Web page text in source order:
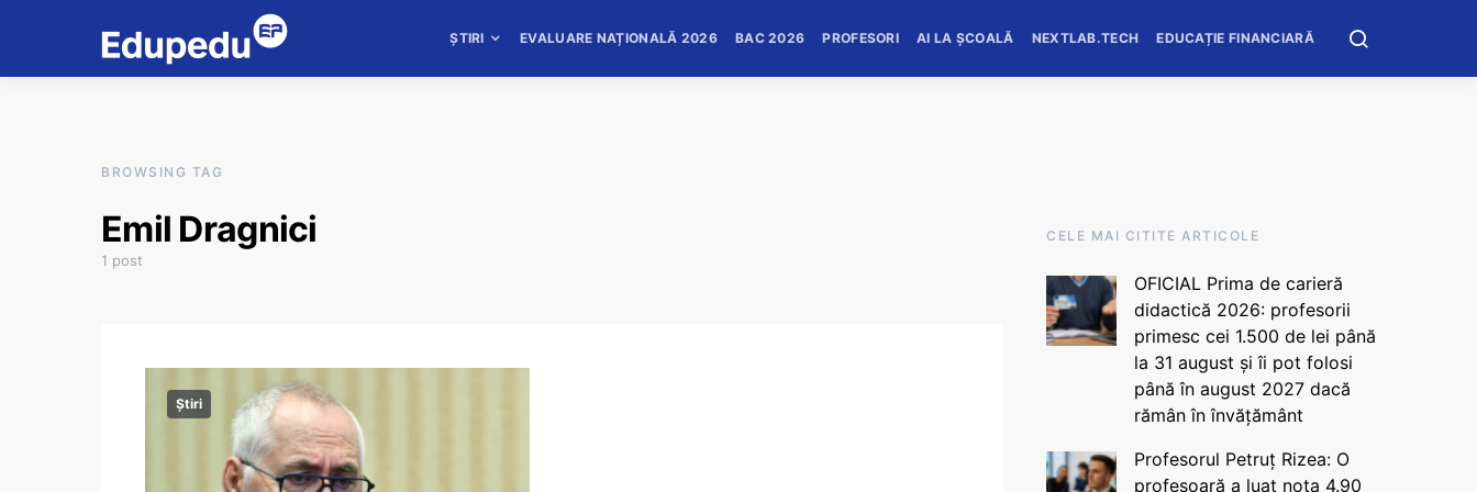
ȘTIRI EVALUARE NAȚIONALĂ 2026 BAC 2026 PROFESORI AI LA ȘCOALĂ NEXTLAB.TECH EDUCAȚIE FINANCIARĂ
BROWSING TAG
Emil Dragnici
1 post
Știri
CELE MAI CITITE ARTICOLE
OFICIAL Prima de carieră
didactică 2026: profesorii
primesc cei 1.500 de lei până
la 31 august și îi pot folosi
până în august 2027 dacă
rămân în învățământ
Profesorul Petruț Rizea: O
profesoară a luat nota 4.90